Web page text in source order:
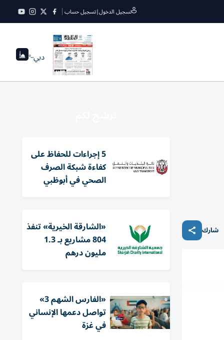
تسجيل الدخول|تسجيل حساب
دبي--°
شارك
5 إجراءات للحفاظ على
كفاءة شبكة الصرف
الصحي في أبوظبي
«الشارقة الخيرية» تنفذ
804 مشاريع بـ 1.3
مليون درهم
«الفارس الشهم 3»
تواصل دعمها الإنساني
في غزة